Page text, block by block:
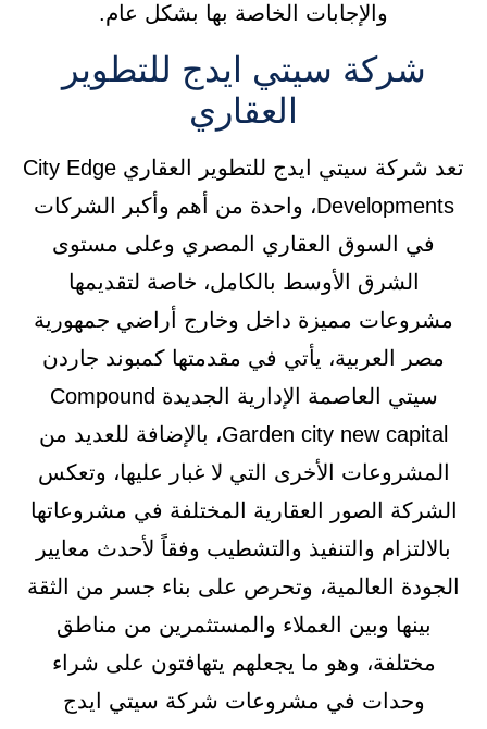
والإجابات الخاصة بها بشكل عام.
شركة سيتي ايدج للتطوير
العقاري
تعد شركة سيتي ايدج للتطوير العقاري City Edge
Developments، واحدة من أهم وأكبر الشركات
في السوق العقاري المصري وعلى مستوى
الشرق الأوسط بالكامل، خاصة لتقديمها
مشروعات مميزة داخل وخارج أراضي جمهورية
مصر العربية، يأتي في مقدمتها كمبوند جاردن
سيتي العاصمة الإدارية الجديدة Compound
Garden city new capital، بالإضافة للعديد من
المشروعات الأخرى التي لا غبار عليها، وتعكس
الشركة الصور العقارية المختلفة في مشروعاتها
بالالتزام والتنفيذ والتشطيب وفقاً لأحدث معايير
الجودة العالمية، وتحرص على بناء جسر من الثقة
بينها وبين العملاء والمستثمرين من مناطق
مختلفة، وهو ما يجعلهم يتهافتون على شراء
وحدات في مشروعات شركة سيتي ايدج